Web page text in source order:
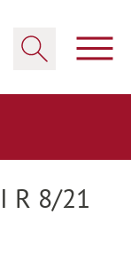
R 8/21